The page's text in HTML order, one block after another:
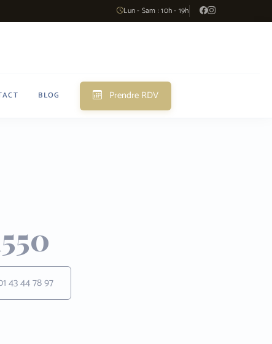
Lun - Sam : 10h - 19h
BLOG Prendre RDV
43 44 78 97